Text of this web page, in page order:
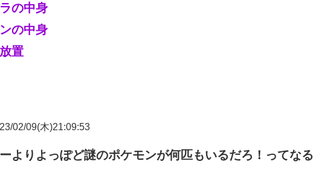
の中身
の中身
置
23/02/09(木)21:09:53
よりよっぽど謎のポケモンが何匹もいるだろ！ってなる